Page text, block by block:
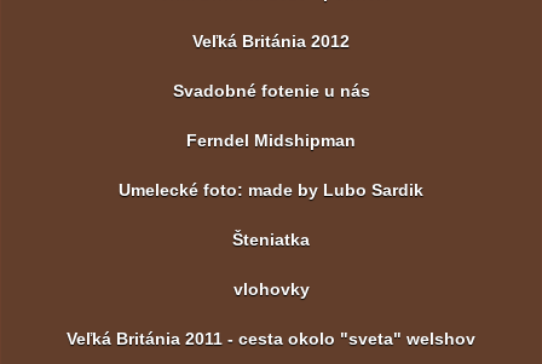
Veľká Británia 2012
Svadobné fotenie u nás
Ferndel Midshipman
Umelecké foto: made by Lubo Sardik
Šteniatka
vlohovky
Veľká Británia 2011 - cesta okolo "sveta" welshov